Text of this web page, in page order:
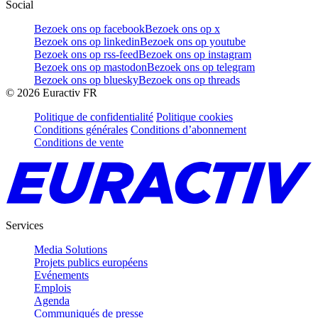
Social
Bezoek ons op facebookBezoek ons op x
Bezoek ons op linkedinBezoek ons op youtube
Bezoek ons op rss-feedBezoek ons op instagram
Bezoek ons op mastodonBezoek ons op telegram
Bezoek ons op blueskyBezoek ons op threads
© 2026 Euractiv FR
Politique de confidentialité Politique cookies
Conditions générales Conditions d’abonnement
Conditions de vente
Services
Media Solutions
Projets publics européens
Evénements
Emplois
Agenda
Communiqués de presse